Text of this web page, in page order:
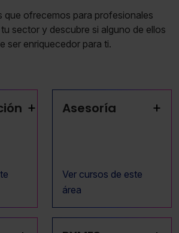
que ofrecemos para profesionales
sector y descubre si alguno de ellos
ser enriquecedor para ti.
+ Asesoría +
Ver cursos de este
área